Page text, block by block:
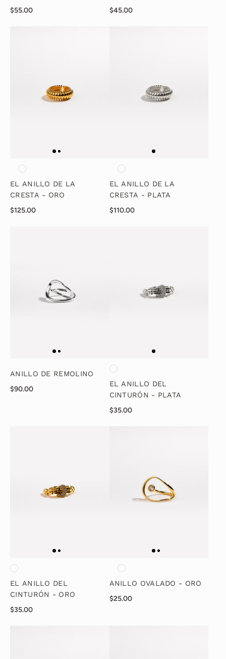
$55.00
$45.00
EL ANILLO DE LA
CRESTA - ORO
$125.00
EL ANILLO DE LA
CRESTA - PLATA
$110.00
ANILLO DE REMOLINO
$90.00
EL ANILLO DEL
CINTURÓN - PLATA
$35.00
EL ANILLO DEL
CINTURÓN - ORO
$35.00
ANILLO OVALADO - ORO
$25.00